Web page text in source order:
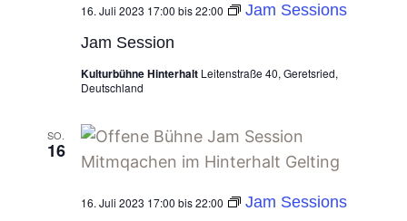
Jam Session
16. Juli 2023 17:00 bis22:00 Jam Sessions
Kulturbühne Hinterhalt Leitenstraße 40, Geretsried,
Deutschland
SO.
16
16. Juli 2023 17:00 bis22:00 Jam Sessions